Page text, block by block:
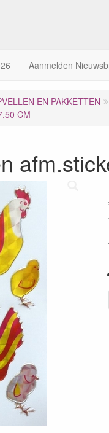
Aanmelden
EN PAKKETTEN
CM